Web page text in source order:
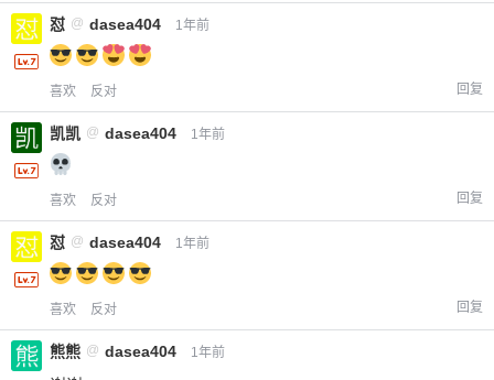
怼 @ dasea404 1年前
喜欢 反对 回复
凯凯 @ dasea404 1年前
喜欢 反对 回复
怼 @ dasea404 1年前
喜欢 反对 回复
熊熊 @ dasea404 1年前